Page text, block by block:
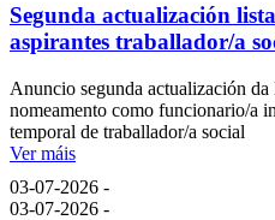
Segunda actualización
aspirantes traballador/a
Anuncio segunda actualización da
nomeamento como funcionario/a
temporal de traballador/a social
Ver máis
03-07-2026 -
03-07-2026 -